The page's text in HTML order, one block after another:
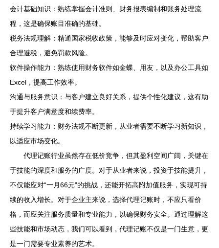
会计基础知识：熟练掌握会计准则、财务报表编制和账务处理流
程，这是确保账目准确的基础。
税务法规理解：精通国家税收政策，能够及时应对变化，帮助客户
合理避税，避免罚款风险。
软件操作能力：熟练使用财务软件如金蝶、用友，以及办公工具如
Excel，提高工作效率。
沟通与服务意识：与客户建立良好关系，提供个性化建议，这有助
于提升客户满意度和续费率。
持续学习能力：财务法规不断更新，从业者需要不断学习新知识，
以适应市场变化。
代理记账行业虽然存在低价竞争，但其盈利空间广阔，关键在
于技能的深度和服务的广度。对于从业者来说，投资于技能提升，
不仅能应对“一月66元”的挑战，还能开拓高附加值服务，实现可持
续的收入增长。对于企业主来说，选择代理记账时，不应只看价
格，而应关注服务质量和专业能力，以确保财务安全。通过理解这
些技能和市场动态，我们可以看到，代理记账不仅是一门生意，更
是一门需要专业素养的艺术。